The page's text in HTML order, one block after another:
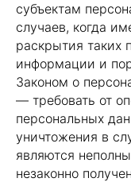
субъектам
случаев, когда
раскрытия таких
информации и
Законом о
— требовать от
персональных
уничтожения в
являются
незаконно